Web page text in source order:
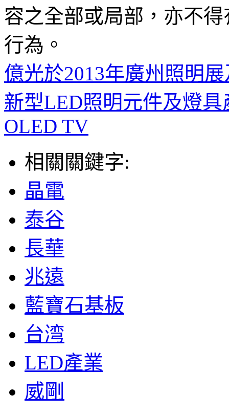
容之全部或局部，亦不
行為。
億光於2013年廣州照明
新型LED照明元件及燈具
OLED TV
相關關鍵字:
晶電
泰谷
長華
兆遠
藍寶石基板
台湾
LED產業
威剛